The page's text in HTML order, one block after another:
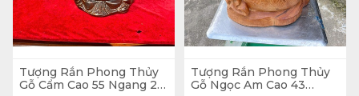
Tượng Rắn Phong Thủy
Gỗ Cẩm Cao 55 Ngang 26
Tượng Rắn Phong Thủy
Gỗ Ngọc Am Cao 43